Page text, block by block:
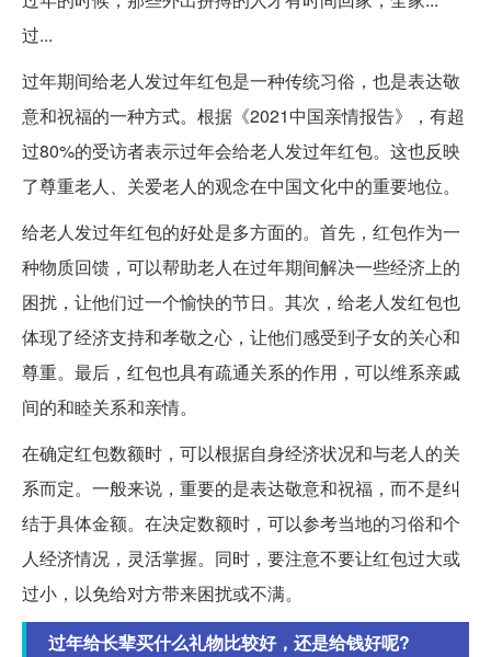
过...
过年期间给老人发过年红包是一种传统习俗，也是表达敬
意和祝福的一种方式。根据《2021中国亲情报告》，有超
过80%的受访者表示过年会给老人发过年红包。这也反映
了尊重老人、关爱老人的观念在中国文化中的重要地位。
给老人发过年红包的好处是多方面的。首先，红包作为一
种物质回馈，可以帮助老人在过年期间解决一些经济上的
困扰，让他们过一个愉快的节日。其次，给老人发红包也
体现了经济支持和孝敬之心，让他们感受到子女的关心和
尊重。最后，红包也具有疏通关系的作用，可以维系亲戚
间的和睦关系和亲情。
在确定红包数额时，可以根据自身经济状况和与老人的关
系而定。一般来说，重要的是表达敬意和祝福，而不是纠
结于具体金额。在决定数额时，可以参考当地的习俗和个
人经济情况，灵活掌握。同时，要注意不要让红包过大或
过小，以免给对方带来困扰或不满。
过年给长辈买什么礼物比较好，还是给钱好呢?